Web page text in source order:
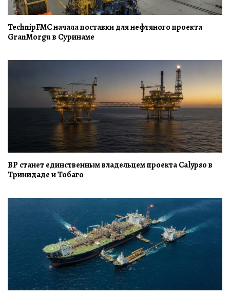
TechnipFMC начала поставки для нефтяного проекта
GranMorgu в Суринаме
BP станет единственным владельцем проекта Calypso в
Тринидаде и Тобаго